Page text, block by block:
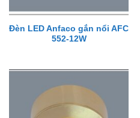
Đèn LED Anfaco gắn nổi AFC
552-12W